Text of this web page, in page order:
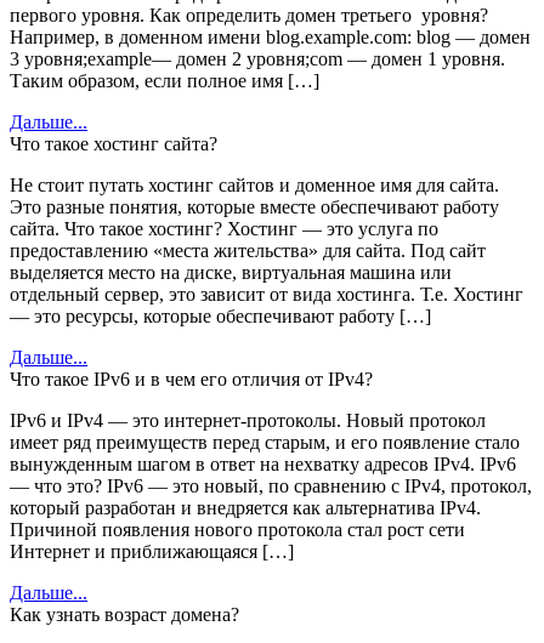
первого уровня. Как определить домен третьего уровня?
Например, в доменном имени blog.example.com: blog — домен
3 уровня;example— домен 2 уровня;com — домен 1 уровня.
Таким образом, если полное имя […]
Дальше...
Что такое хостинг сайта?
Не стоит путать хостинг сайтов и доменное имя для сайта.
Это разные понятия, которые вместе обеспечивают работу
сайта. Что такое хостинг? Хостинг — это услуга по
предоставлению «места жительства» для сайта. Под сайт
выделяется место на диске, виртуальная машина или
отдельный сервер, это зависит от вида хостинга. Т.е. Хостинг
— это ресурсы, которые обеспечивают работу […]
Дальше...
Что такое IPv6 и в чем его отличия от IPv4?
IPv6 и IPv4 — это интернет-протоколы. Новый протокол
имеет ряд преимуществ перед старым, и его появление стало
вынужденным шагом в ответ на нехватку адресов IPv4. IPv6
— что это? IPv6 — это новый, по сравнению с IPv4, протокол,
который разработан и внедряется как альтернатива IPv4.
Причиной появления нового протокола стал рост сети
Интернет и приближающаяся […]
Дальше...
Как узнать возраст домена?